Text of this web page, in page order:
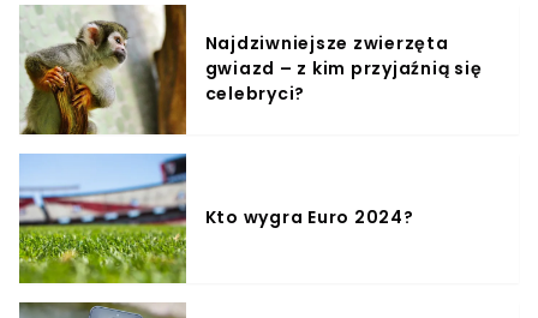
Najdziwniejsze zwierzęta
gwiazd – z kim przyjaźnią się
celebryci?
Kto wygra Euro 2024?